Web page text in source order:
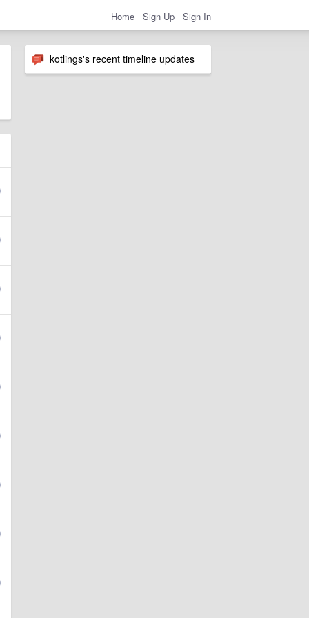
Home Sign Up Sign In
kotlings's recent timeline updates